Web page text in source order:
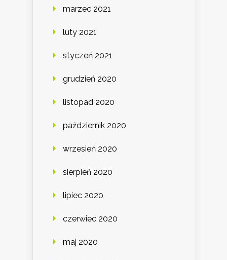
marzec 2021
luty 2021
styczeń 2021
grudzień 2020
listopad 2020
październik 2020
wrzesień 2020
sierpień 2020
lipiec 2020
czerwiec 2020
maj 2020